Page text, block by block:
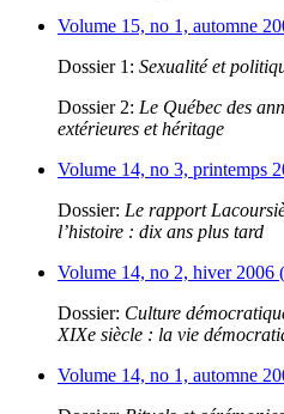
Volume 15, no 1, automne
Dossier 1: Sexualité et
Dossier 2: Le Québec des
extérieures et héritage
Volume 14, no 3, printemps
Dossier: Le rapport
l’histoire : dix ans plus tard
Volume 14, no 2, hiver 2006
Dossier: Culture
XIXe siècle : la vie
Volume 14, no 1, automne